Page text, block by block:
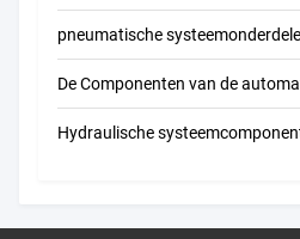
pneumatische
De Componenten van de
Hydraulische